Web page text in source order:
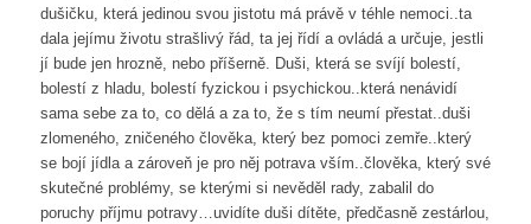
dušičku, která jedinou svou jistotu má právě v téhle nemoci..ta
dala jejímu životu strašlivý řád, ta jej řídí a ovládá a určuje, jestli
jí bude jen hrozně, nebo příšerně. Duši, která se svíjí bolestí,
bolestí z hladu, bolestí fyzickou i psychickou..která nenávidí
sama sebe za to, co dělá a za to, že s tím neumí přestat..duši
zlomeného, zničeného člověka, který bez pomoci zemře..který
se bojí jídla a zároveň je pro něj potrava vším..člověka, který své
skutečné problémy, se kterými si nevěděl rady, zabalil do
poruchy příjmu potravy…uvidíte duši dítěte, předčasně zestárlou,